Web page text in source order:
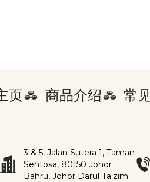
页 商品介绍 常
3 & 5, Jalan Sutera 1, Taman
Sentosa, 80150 Johor
Bahru, Johor Darul Ta'zim